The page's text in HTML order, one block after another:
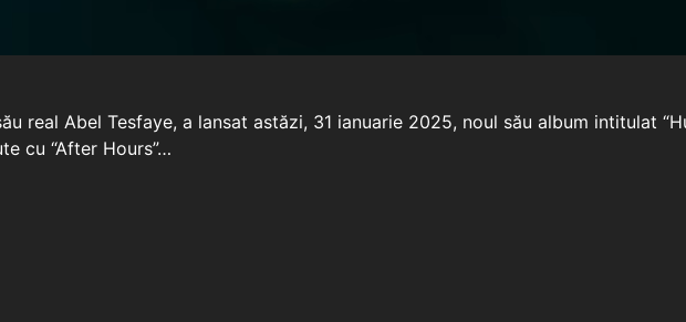
real Abel Tesfaye, a lansat astăzi, 31 ianuarie 2025, noul său album intitulat
cu “After Hours”…